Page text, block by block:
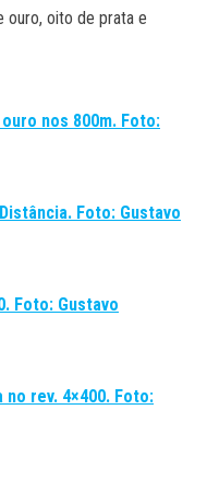
ouro, oito de prata e
nos 800m. Foto:
Foto: Gustavo
Foto: Gustavo
no rev. 4×400. Foto: